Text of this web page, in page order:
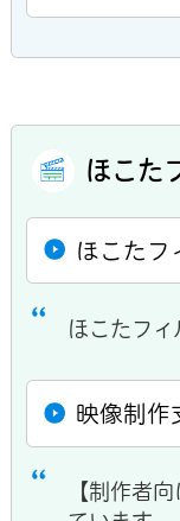
ほこた
ほこたフ
ほこたフ
映像制作
【制作者